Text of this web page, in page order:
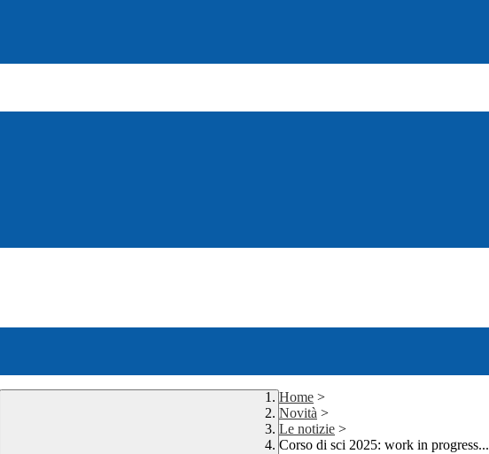
Home >
Novità >
Le notizie >
Corso di sci 2025: work in progress...